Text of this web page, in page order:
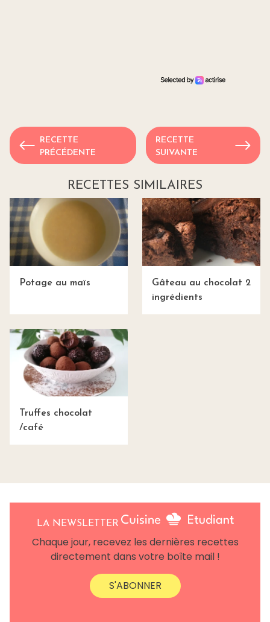
RECETTE
PRÉCÉDENTE
RECETTE
SUIVANTE
RECETTES SIMILAIRES
Potage au maïs
Gâteau au chocolat 2
ingrédients
Truffes chocolat
/café
LA NEWSLETTER
Chaque jour, recevez les dernières recettes
directement dans votre boîte mail !
S'ABONNER